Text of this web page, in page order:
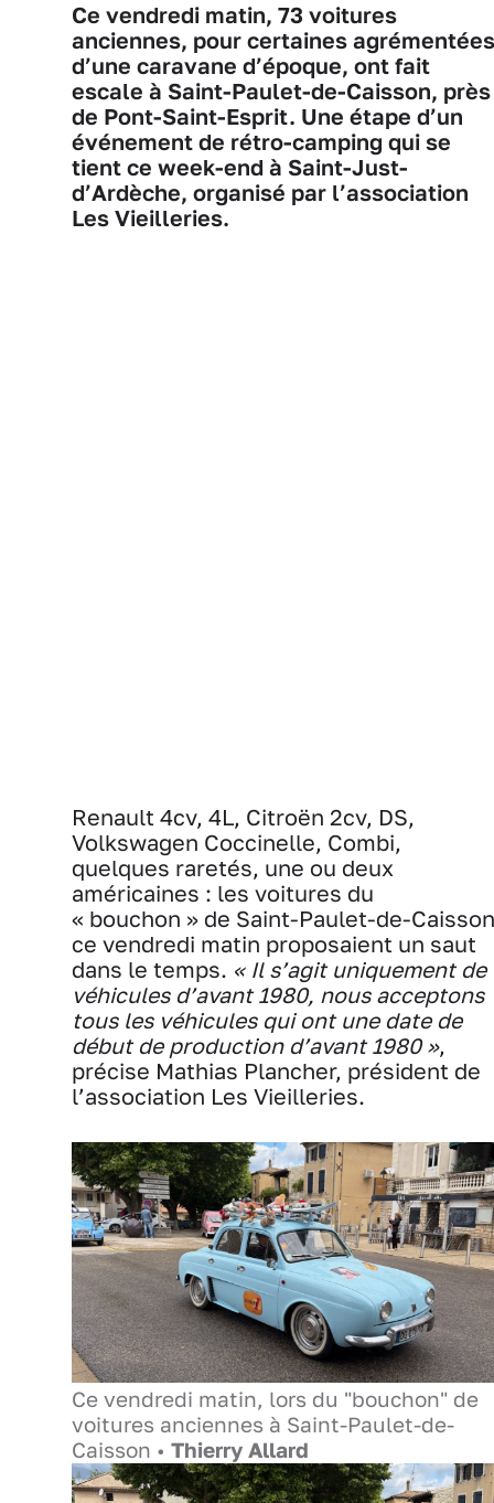
Ce vendredi matin, 73 voitures
anciennes, pour certaines agrémentées
d’une caravane d’époque, ont fait
escale à Saint-Paulet-de-Caisson, près
de Pont-Saint-Esprit. Une étape d’un
événement de rétro-camping qui se
tient ce week-end à Saint-Just-
d’Ardèche, organisé par l’association
Les Vieilleries.
Renault 4cv, 4L, Citroën 2cv, DS,
Volkswagen Coccinelle, Combi,
quelques raretés, une ou deux
américaines : les voitures du
« bouchon » de Saint-Paulet-de-Caisson
ce vendredi matin proposaient un saut
dans le temps. « Il s’agit uniquement de
véhicules d’avant 1980, nous acceptons
tous les véhicules qui ont une date de
début de production d’avant 1980 »,
précise Mathias Plancher, président de
l’association Les Vieilleries.
Ce vendredi matin, lors du "bouchon" de
voitures anciennes à Saint-Paulet-de-
Caisson • Thierry Allard